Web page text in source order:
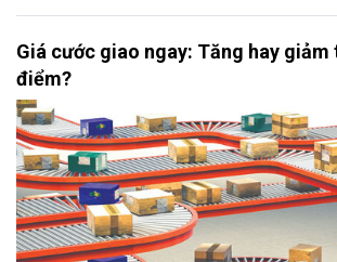
Giá cước giao ngay: Tăng hay
điểm?